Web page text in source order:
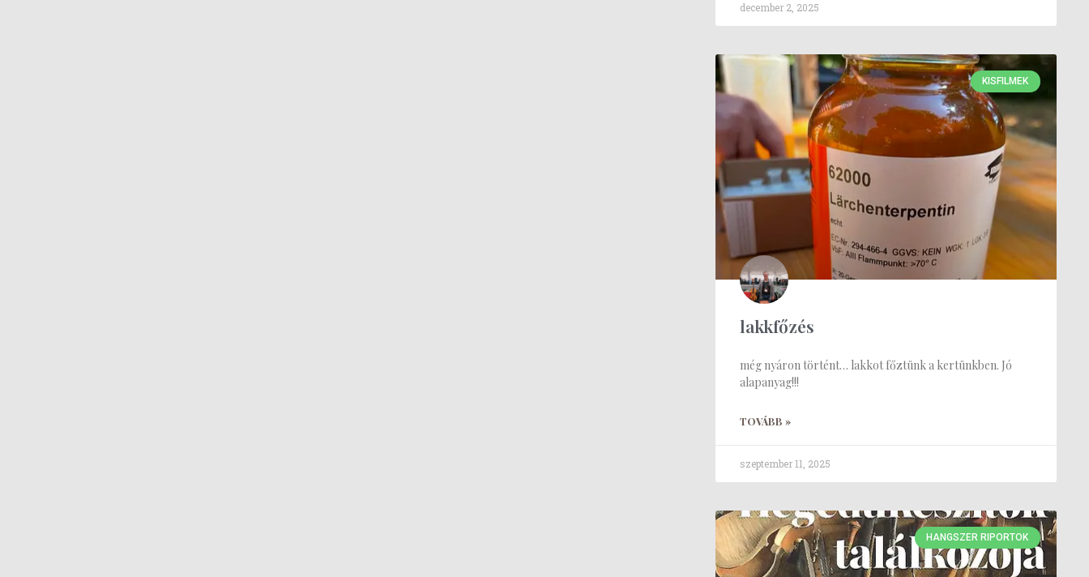
december 2, 2025
KISFILMEK
lakkfőzés
még nyáron történt… lakkot főztünk a kertünkben. Jó
alapanyag!!!
TOVÁBB »
szeptember 11, 2025
HANGSZER RIPORTOK